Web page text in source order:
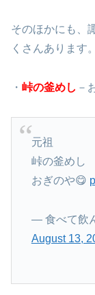
そのほかにも、
くさんあります。
・ 峠の釜めし －
元祖
峠の釜めし
おぎのや😋
— 食べて飲
August 13,